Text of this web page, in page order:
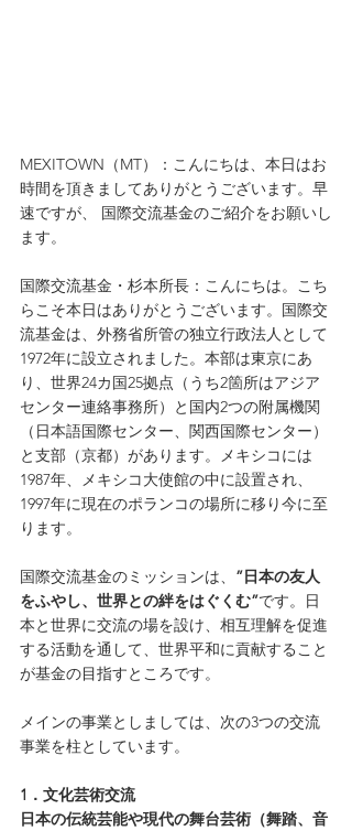
MEXITOWN（MT）：こんにちは、本日はお
時間を頂きましてありがとうございます。早
速ですが、 国際交流基金のご紹介をお願いし
ます。
国際交流基金・杉本所長：こんにちは。こち
らこそ本日はありがとうございます。国際交
流基金は、外務省所管の独立行政法人として
1972年に設立されました。本部は東京にあ
り、世界24カ国25拠点（うち2箇所はアジア
センター連絡事務所）と国内2つの附属機関
（日本語国際センター、関西国際センター）
と支部（京都）があります。メキシコには
1987年、メキシコ大使館の中に設置され、
1997年に現在のポランコの場所に移り今に至
ります。
国際交流基金のミッションは、 ”日本の友人
をふやし、世界との絆をはぐくむ”です。日
本と世界に交流の場を設け、相互理解を促進
する活動を通して、世界平和に貢献すること
が基金の目指すところです。
メインの事業としましては、次の3つの交流
事業を柱としています。
1．文化芸術交流
日本の伝統芸能や現代の舞台芸術（舞踏、音